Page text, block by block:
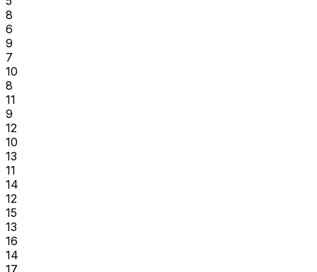
8
6
9
7
10
8
11
9
12
10
13
11
14
12
15
13
16
14